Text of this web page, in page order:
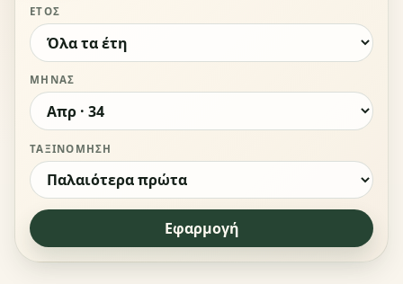
ΈΤΟΣ
ΜΉΝΑΣ
ΤΑΞΙΝΌΜΗΣΗ
Εφαρμογή